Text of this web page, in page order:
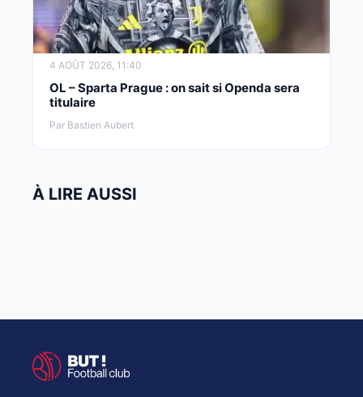
4 AOÛT 2026, 11:40
OL – Sparta Prague : on sait si Openda sera
titulaire
Par Bastien Aubert
À LIRE AUSSI